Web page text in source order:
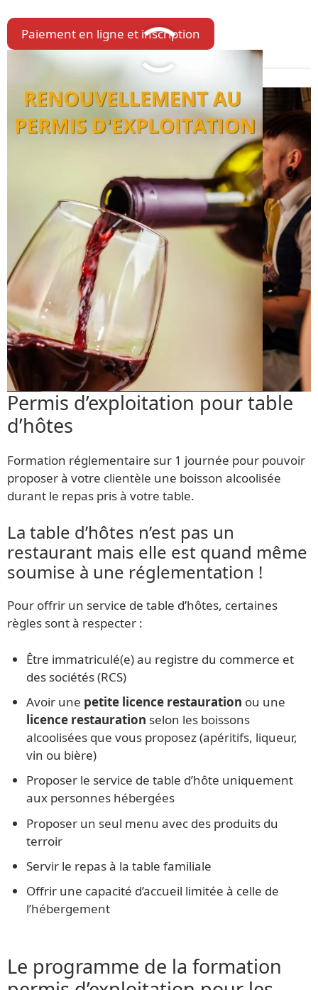
Paiement en ligne et inscription
Permis d’exploitation pour table
d’hôtes
Formation réglementaire sur 1 journée pour pouvoir
proposer à votre clientèle une boisson alcoolisée
durant le repas pris à votre table.
La table d’hôtes n’est pas un
restaurant mais elle est quand même
soumise à une réglementation !
Pour offrir un service de table d’hôtes, certaines
règles sont à respecter :
Être immatriculé(e) au registre du commerce et
des sociétés (RCS)
Avoir une petite licence restauration ou une
licence restauration selon les boissons
alcoolisées que vous proposez (apéritifs, liqueur,
vin ou bière)
Proposer le service de table d’hôte uniquement
aux personnes hébergées
Proposer un seul menu avec des produits du
terroir
Servir le repas à la table familiale
Offrir une capacité d’accueil limitée à celle de
l’hébergement
Le programme de la formation